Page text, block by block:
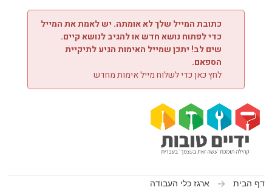
דילוג לתוכן
כתובת המייל שלך לא אומתה. יש לאמת את המייל
כדי לפתוח נושא חדש או להגיב לנושא קיים.
שים לב! יתכן שמייל האימות הגיע לתיקיית
הספאם.
לחץ כאן כדי לשלוח מייל אימות מחדש
דף הבית ארגז כלי העבודה